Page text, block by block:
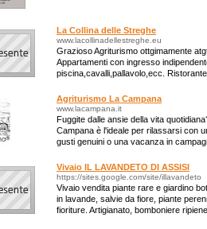
La Collina delle Streghe
www.lacollinadellestreghe.eu
Grazioso Agriturismo ottgimamente
Appartamenti con ingresso
piscina,cavalli,pallavolo,ecc.
Agriturismo La Campana
www.lacampana.it
Fuggite dalle ansie della vita
Campana è l'ideale per rilassarsi con
gusti genuini o una vacanza in
Vivaio IL LAVANDETO DI ASSISI
https://sites.google.com/site/illavandeto
Vivaio vendita piante rare e giardino
in lavande, salvie da fiore, piante
fioriture. Artigianato, bomboniere